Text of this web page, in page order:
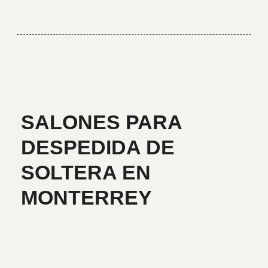
SALONES PARA
DESPEDIDA DE
SOLTERA EN
MONTERREY